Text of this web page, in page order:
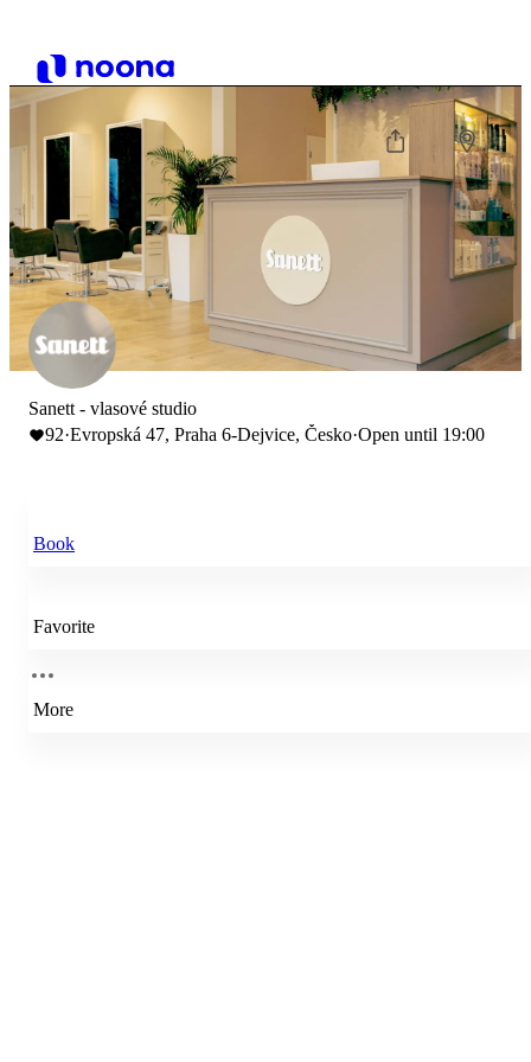
Sanett - vlasové studio
92·Evropská 47, Praha 6-Dejvice, Česko·Open until 19:00
Book
Favorite
More